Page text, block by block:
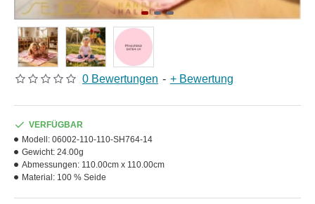
0 Bewertungen - + Bewertung
VERFÜGBAR
Modell: 06002-110-110-SH764-14
Gewicht: 24.00g
Abmessungen: 110.00cm x 110.00cm
Material: 100 % Seide